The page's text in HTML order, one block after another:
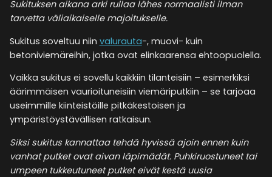
Sukituksen aikana arki rullaa lähes normaalisti ilman
tarvetta väliaikaiselle majoitukselle.
Sukitus soveltuu niin valurauta-, muovi- kuin
betoniviemäreihin, jotka ovat elinkaarensa ehtoopuolella.
Vaikka sukitus ei sovellu kaikkiin tilanteisiin – esimerkiksi
äärimmäisen vaurioituneisiin viemäriputkiin – se tarjoaa
useimmille kiinteistöille pitkäkestoisen ja
ympäristöystävällisen ratkaisun.
Siksi sukitus kannattaa tehdä hyvissä ajoin ennen kuin
vanhat putket ovat aivan läpimädät. Puhkiruostuneet tai
umpeen tukkeutuneet putket eivät kestä uusia